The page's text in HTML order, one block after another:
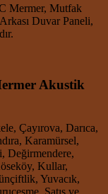
Mermer, Mutfak
Duvar Paneli,
Akustik
Çayırova, Darıca,
Karamürsel,
Değirmendere,
Kullar,
Yuvacık,
Satış ve